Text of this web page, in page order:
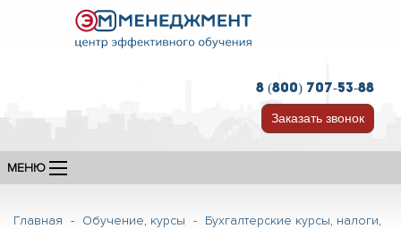
8 (800) 707-53-88
Заказать звонок
МЕНЮ
Главная - Обучение, курсы - Бухгалтерские курсы, налоги,